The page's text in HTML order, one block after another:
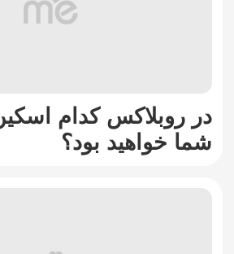
در روبلاکس کدام
شما خواهید بود؟